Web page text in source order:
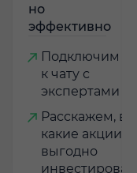
но
эффективно
Подключим
к чату с
экспертами
Расскажем, в
какие акции
выгодно
инвестировать,